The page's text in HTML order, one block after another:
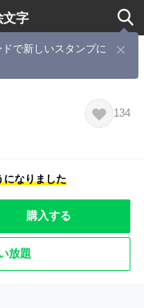
文字
ドで新しいスタンプに
ト絵文字
134
になりました
購入する
放題